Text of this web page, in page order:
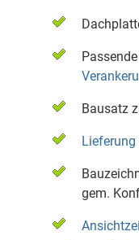
Bausatz
Lieferung
gem.